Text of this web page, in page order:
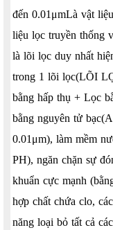
đến 0.01μmLà vật
liệu lọc truyền thống
là lõi lọc duy nhất
trong 1 lõi lọc(LÕI
bằng hấp thụ + Lọc
bằng nguyên tử
0.01μm), làm mềm
PH), ngăn chặn sự
khuẩn cực mạnh
hợp chất chứa clo,
năng loại bỏ tất cả